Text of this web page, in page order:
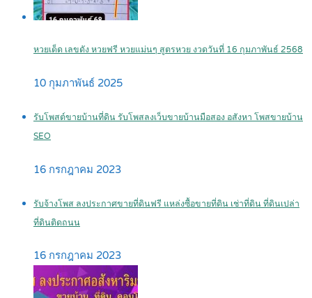
หวยเด็ด เลขดัง หวยฟรี หวยแม่นๆ สูตรหวย งวดวันที่ 16 กุมภาพันธ์ 2568
10 กุมภาพันธ์ 2025
รับโพสต์ขายบ้านที่ดิน รับโพสลงเว็บขายบ้านมือสอง อสังหา โพสขายบ้าน
SEO
16 กรกฎาคม 2023
รับจ้างโพส ลงประกาศขายที่ดินฟรี แหล่งซื้อขายที่ดิน เช่าที่ดิน ที่ดินเปล่า
ที่ดินติดถนน
16 กรกฎาคม 2023